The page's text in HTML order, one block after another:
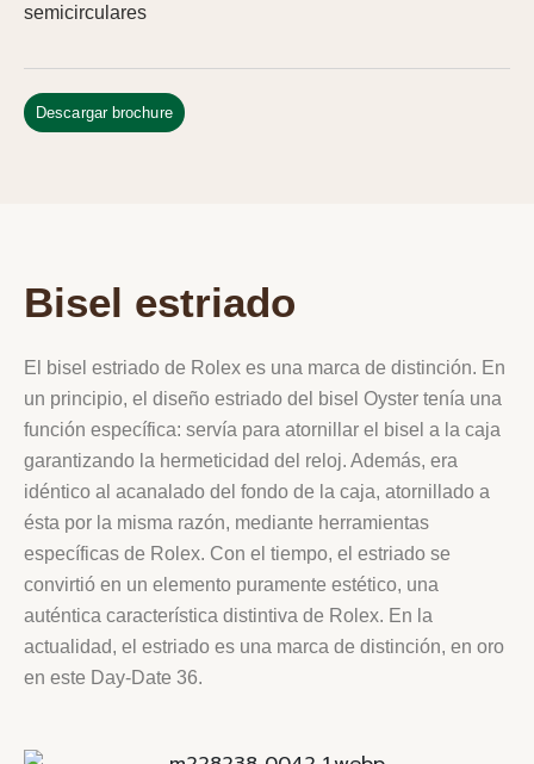
semicirculares
Descargar brochure
Bisel estriado
El bisel estriado de Rolex es una marca de distinción. En
un principio, el diseño estriado del bisel Oyster tenía una
función específica: servía para atornillar el bisel a la caja
garantizando la hermeticidad del reloj. Además, era
idéntico al acanalado del fondo de la caja, atornillado a
ésta por la misma razón, mediante herramientas
específicas de Rolex. Con el tiempo, el estriado se
convirtió en un elemento puramente estético, una
auténtica característica distintiva de Rolex. En la
actualidad, el estriado es una marca de distinción, en oro
en este Day-Date 36.